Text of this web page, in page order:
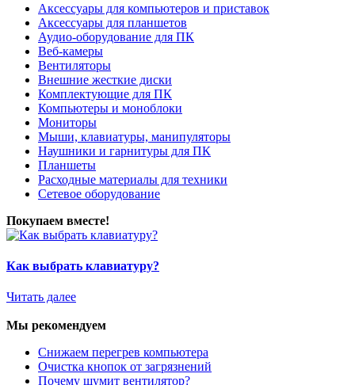
Аксессуары для компьютеров и приставок
Аксессуары для планшетов
Аудио-оборудование для ПК
Веб-камеры
Вентиляторы
Внешние жесткие диски
Комплектующие для ПК
Компьютеры и моноблоки
Мониторы
Мыши, клавиатуры, манипуляторы
Наушники и гарнитуры для ПК
Планшеты
Расходные материалы для техники
Сетевое оборудование
Покупаем вместе!
Как выбрать клавиатуру?
Читать далее
Мы рекомендуем
Снижаем перегрев компьютера
Очистка кнопок от загрязнений
Почему шумит вентилятор?